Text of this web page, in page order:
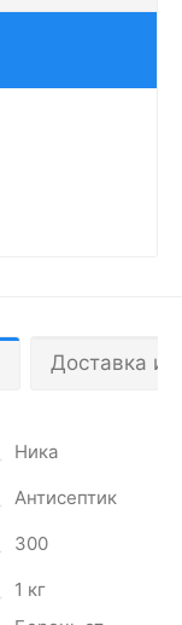
Доставка и
Ника
Антисептик
300
1 кг